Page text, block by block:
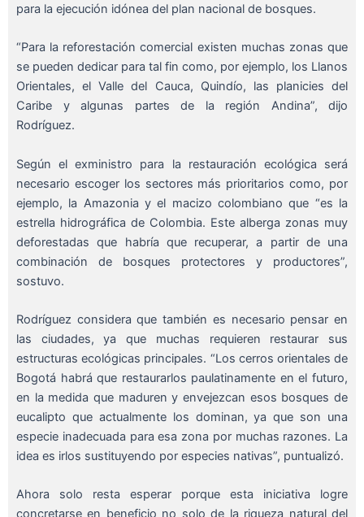
para la ejecución idónea del plan nacional de bosques.
“Para la reforestación comercial existen muchas zonas que
se pueden dedicar para tal fin como, por ejemplo, los Llanos
Orientales, el Valle del Cauca, Quindío, las planicies del
Caribe y algunas partes de la región Andina”, dijo
Rodríguez.
Según el exministro para la restauración ecológica será
necesario escoger los sectores más prioritarios como, por
ejemplo, la Amazonia y el macizo colombiano que “es la
estrella hidrográfica de Colombia. Este alberga zonas muy
deforestadas que habría que recuperar, a partir de una
combinación de bosques protectores y productores”,
sostuvo.
Rodríguez considera que también es necesario pensar en
las ciudades, ya que muchas requieren restaurar sus
estructuras ecológicas principales. “Los cerros orientales de
Bogotá habrá que restaurarlos paulatinamente en el futuro,
en la medida que maduren y envejezcan esos bosques de
eucalipto que actualmente los dominan, ya que son una
especie inadecuada para esa zona por muchas razones. La
idea es irlos sustituyendo por especies nativas”, puntualizó.
Ahora solo resta esperar porque esta iniciativa logre
concretarse en beneficio no solo de la riqueza natural del